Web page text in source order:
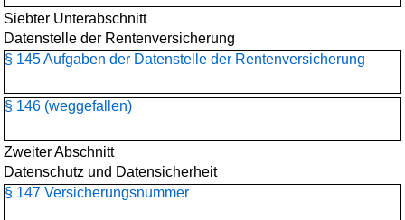
Siebter Unterabschnitt
Datenstelle der Rentenversicherung
§ 145 Aufgaben der Datenstelle der Rentenversicherung
§ 146 (weggefallen)
Zweiter Abschnitt
Datenschutz und Datensicherheit
§ 147 Versicherungsnummer